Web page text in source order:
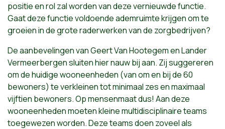
positie en rol zal worden van deze vernieuwde functie.
Gaat deze functie voldoende ademruimte krijgen om te
groeien in de grote raderwerken van de zorgbedrijven?
De aanbevelingen van Geert Van Hootegem en Lander
Vermeerbergen sluiten hier nauw bij aan. Zij suggereren
om de huidige wooneenheden (van om en bij de 60
bewoners) te verkleinen tot minimaal zes en maximaal
vijftien bewoners. Op mensenmaat dus! Aan deze
wooneenheden moeten kleine multidisciplinaire teams
toegewezen worden. Deze teams doen zoveel als